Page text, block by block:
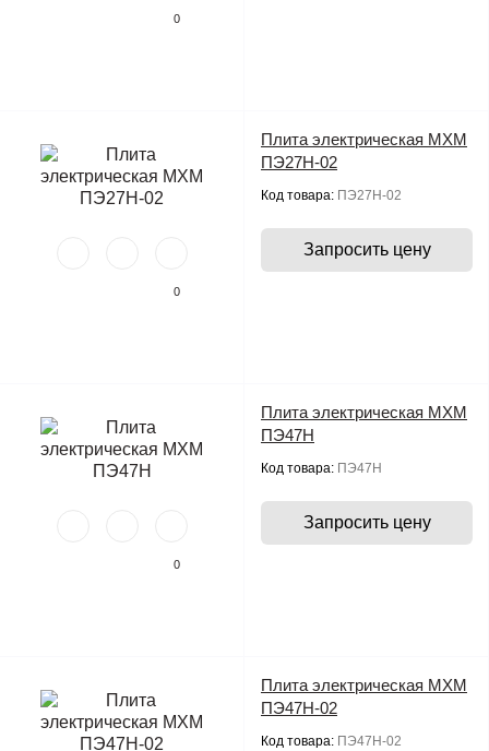
0
0
Плита электрическая МХМ
ПЭ27Н-02
Код товара: ПЭ27Н-02
Запросить цену
0
Плита электрическая МХМ
ПЭ47Н
Код товара: ПЭ47Н
Запросить цену
Плита электрическая МХМ
ПЭ47Н-02
Код товара: ПЭ47Н-02